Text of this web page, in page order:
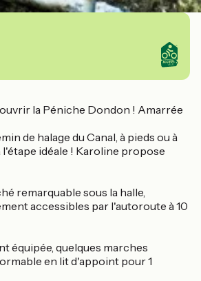
la Péniche Dondon ! Amarrée
de halage du Canal, à pieds ou à
l'étape idéale ! Karoline propose
remarquable sous la halle,
accessibles par l'autoroute à 10
équipée, quelques marches
en lit d'appoint pour 1